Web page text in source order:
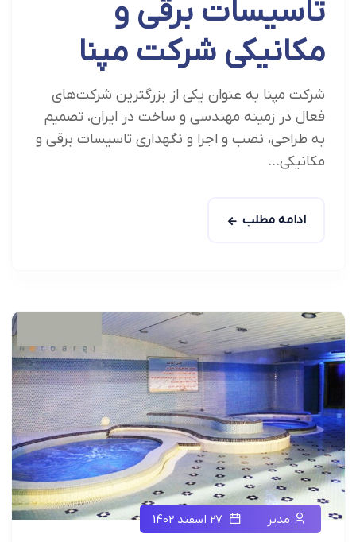
تاسیسات برقی و
مکانیکی شرکت مپنا
شرکت مپنا به عنوان یکی از بزرگترین شرکت‌های
فعال در زمینه مهندسی و ساخت در ایران، تصمیم
به طراحی، نصب و اجرا و نگهداری تاسیسات برقی و
مکانیکی...
ادامه مطلب
مدیر